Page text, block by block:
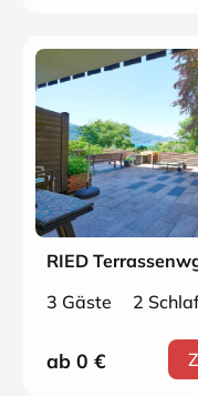
RIED
3 Gäste
2
ab 0 €